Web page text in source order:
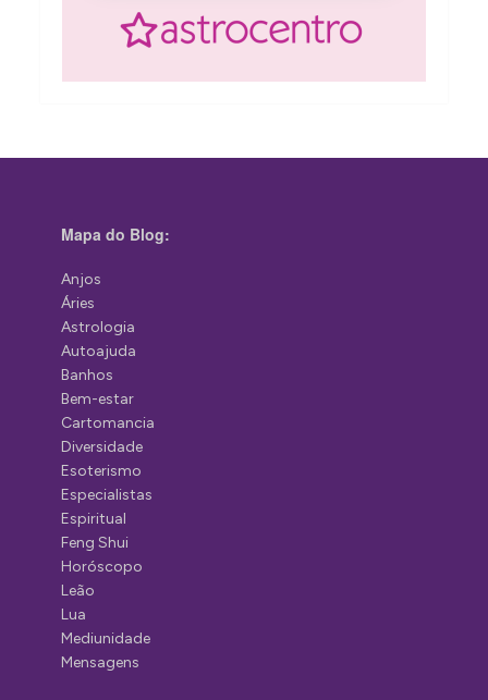
Mapa do Blog:
Anjos
Áries
Astrologia
Autoajuda
Banhos
Bem-estar
Cartomancia
Diversidade
Esoterismo
Especialistas
Espiritual
Feng Shui
Horóscopo
Leão
Lua
Mediunidade
Mensagens